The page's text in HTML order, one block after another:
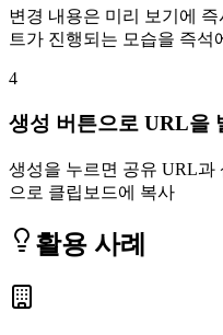
변경 내용은 미리 보기에
트가 진행되는 모습을 즉석
4
생성 버튼으로 URL을
생성을 누르면 공유 URL과
으로 클립보드에 복사
활용 사례